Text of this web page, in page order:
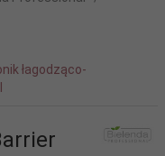
łagodząco-